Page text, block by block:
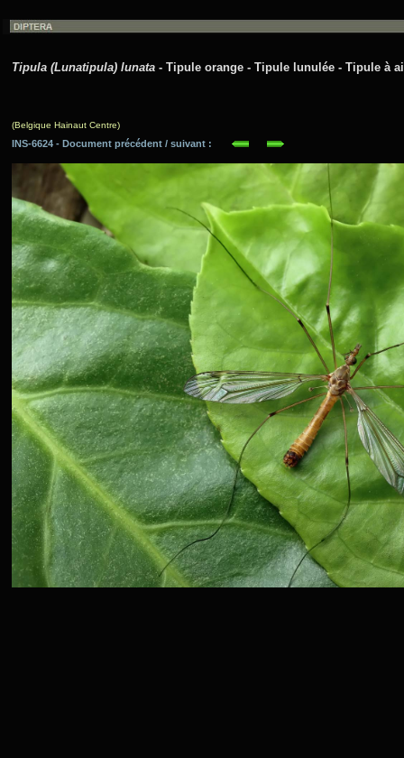
Tipula (Lunatipula) lunata - Tipule orange - Tipule lunulée - Tipule à
(Belgique Hainaut Centre)
INS-6624 - Document précédent / suivant :